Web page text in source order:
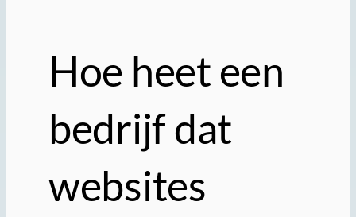
Hoe heet een
bedrijf dat
websites